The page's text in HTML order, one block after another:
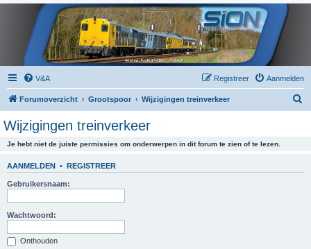
V&A Aanmelden
Registreer
Forumoverzicht Grootspoor Wijzigingen treinverkeer
Wijzigingen treinverkeer
Je hebt niet de juiste permissies om onderwerpen in dit forum te zien of te lezen.
AANMELDEN • REGISTREER
Gebruikersnaam:
Wachtwoord:
Onthouden